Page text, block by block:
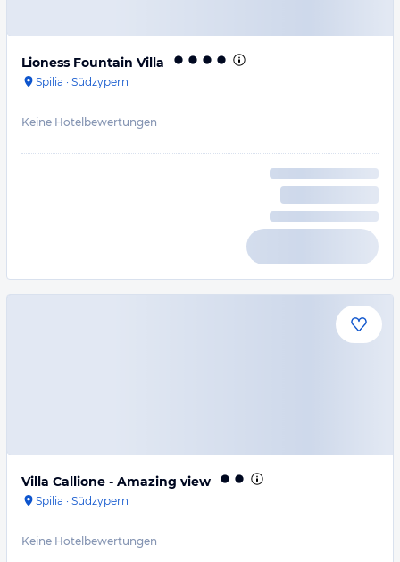
Lioness Fountain Villa
Spilia · Südzypern
Keine Hotelbewertungen
Villa Callione - Amazing view
Spilia · Südzypern
Keine Hotelbewertungen